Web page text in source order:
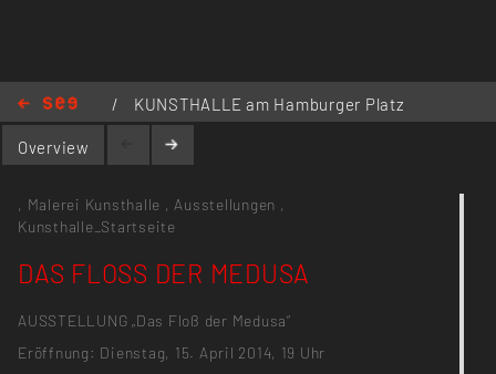
/
KUNSTHALLE am Hamburger Platz
2014 / DAS FLOSS DER MEDUSA
Overview
, Malerei Kunsthalle , Ausstellungen ,
Kunsthalle_Startseite
DAS FLOSS DER MEDUSA
AUSSTELLUNG „Das Floß der Medusa“
Eröffnung: Dienstag, 15. April 2014, 19 Uhr